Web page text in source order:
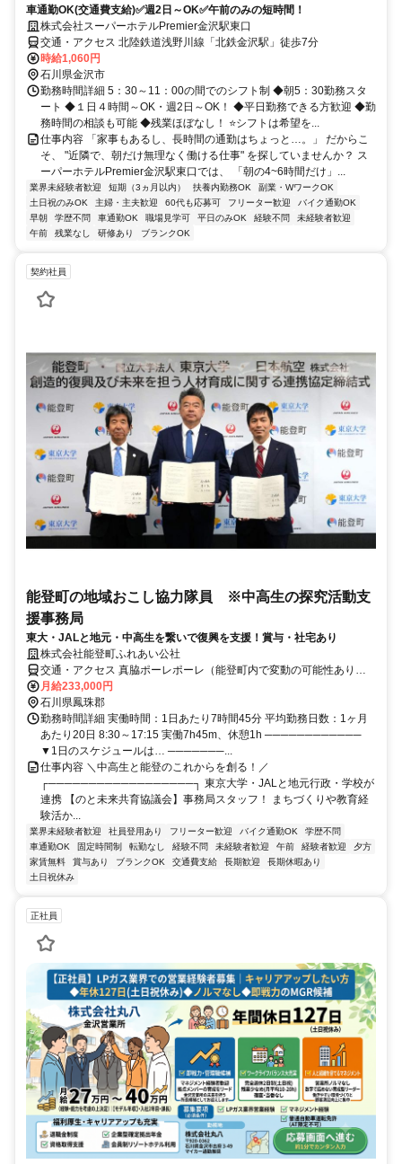
車通勤OK(交通費支給)✅週2日～OK✅午前のみの短時間！
株式会社スーパーホテルPremier金沢駅東口
交通・アクセス 北陸鉄道浅野川線「北鉄金沢駅」徒歩7分
時給1,060円
石川県金沢市
勤務時間詳細 5：30～11：00の間でのシフト制 ◆朝5：30勤務スタ
ート ◆１日４時間～OK・週2日～OK！ ◆平日勤務できる方歓迎 ◆勤
務時間の相談も可能 ◆残業ほぼなし！ ⭐シフトは希望を...
仕事内容 「家事もあるし、長時間の通勤はちょっと…。」 だからこ
そ、 "近隣で、朝だけ無理なく働ける仕事" を探していませんか？ ス
ーパーホテルPremier金沢駅東口では、 「朝の4~6時間だけ」...
業界未経験者歓迎 短期（3ヵ月以内） 扶養内勤務OK
副業・WワークOK
土日祝のみOK
主婦・主夫歓迎 60代も応募可 フリーター歓迎
バイク通勤OK
早朝
学歴不問 車通勤OK 職場見学可 平日のみOK 経験不問
未経験者歓迎
午前
残業なし 研修あり ブランクOK
契約社員
能登町の地域おこし協力隊員 ※中高生の探究活動支
援事務局
東大・JALと地元・中高生を繋いで復興を支援！賞与・社宅あり
株式会社能登町ふれあい公社
交通・アクセス 真脇ポーレポーレ（能登町内で変動の可能性あり）
★車通勤OK
月給233,000円
石川県鳳珠郡
勤務時間詳細 実働時間：1日あたり7時間45分 平均勤務日数：1ヶ月
あたり20日 8:30～17:15 実働7h45m、休憩1h ────────────
▼1日のスケジュールは… ───────...
仕事内容 ＼中高生と能登のこれからを創る！／
┌──────────────────┐ 東京大学・JALと地元行政・学校が
連携 【のと未来共育協議会】事務局スタッフ！ まちづくりや教育経
験活か...
業界未経験者歓迎 社員登用あり フリーター歓迎 バイク通勤OK
学歴不問
車通勤OK
固定時間制 転勤なし 経験不問 未経験者歓迎 午前 経験者歓迎
夕方
家賃無料
賞与あり ブランクOK 交通費支給 長期歓迎
長期休暇あり
土日祝休み
正社員